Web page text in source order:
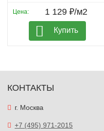
Цена: 1 129 ₽/м2
Купить
КОНТАКТЫ
г. Москва
+7 (495) 971-2015